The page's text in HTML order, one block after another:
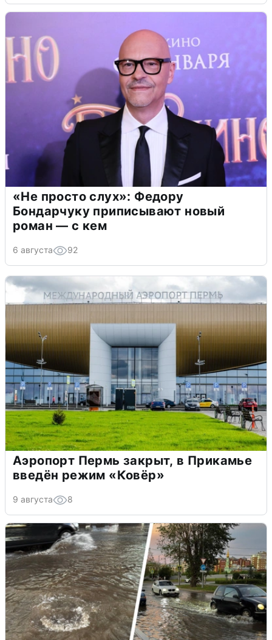
«Не просто слух»: Федору
Бондарчуку приписывают новый
роман — с кем
6 августа 92
Аэропорт Пермь закрыт, в Прикамье
введён режим «Ковёр»
9 августа 8